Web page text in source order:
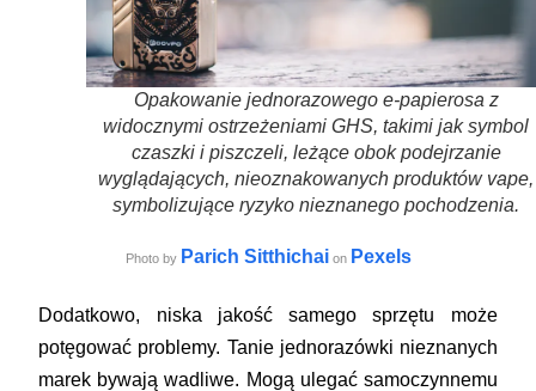
Opakowanie jednorazowego e-papierosa z
widocznymi ostrzeżeniami GHS, takimi jak symbol
czaszki i piszczeli, leżące obok podejrzanie
wyglądających, nieoznakowanych produktów vape,
symbolizujące ryzyko nieznanego pochodzenia.
Photo by Parich Sitthichai on Pexels
Dodatkowo, niska jakość samego sprzętu może
potęgować problemy. Tanie jednorazówki nieznanych
marek bywają wadliwe. Mogą ulegać samoczynnemu